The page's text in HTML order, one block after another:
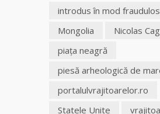
introdus în mod fraudulos
Mongolia
Nicolas
piaţa neagră
piesă arheologică de
portalulvrajitoarelor.ro
Statele Unite